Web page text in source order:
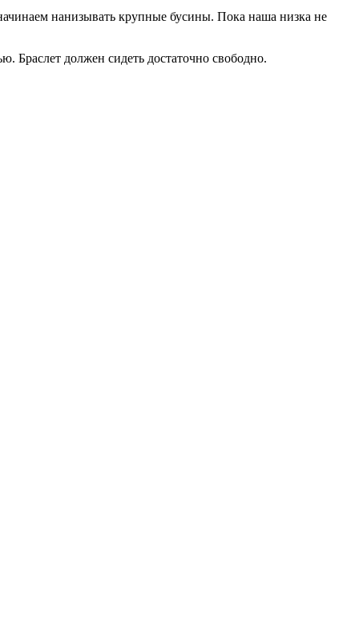
нанизывать крупные бусины. Пока наша низка не
Браслет должен сидеть достаточно свободно.